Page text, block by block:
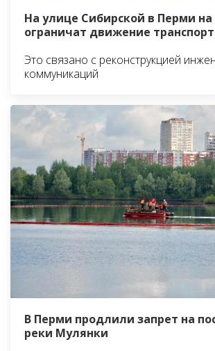
На улице Сибирской в Перми
ограничат движение
Это связано с реконструкцией
коммуникаций
В Перми продлили запрет на
реки Мулянки